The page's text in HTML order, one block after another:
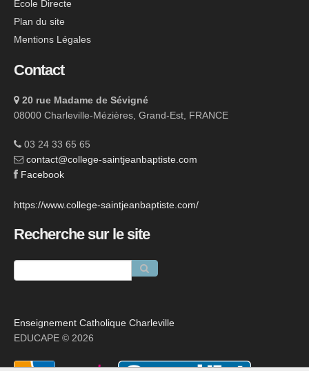
Ecole Directe
Plan du site
Mentions Légales
Contact
20 rue Madame de Sévigné
08000 Charleville-Mézières, Grand-Est, FRANCE
03 24 33 65 65
contact@college-saintjeanbaptiste.com
Facebook
https://www.college-saintjeanbaptiste.com/
Recherche sur le site
Enseignement Catholique Charleville
EDUCAPE © 2026